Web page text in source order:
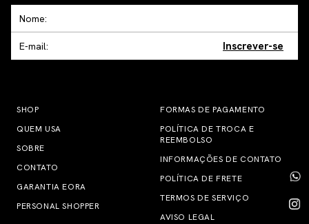
Inscrever-se
SHOP
QUEM USA
SOBRE
CONTATO
GARANTIA EORA
PERSONAL SHOPPER
FORMAS DE PAGAMENTO
POLÍTICA DE TROCA E
REEMBOLSO
INFORMAÇÕES DE CONTATO
POLÍTICA DE FRETE
TERMOS DE SERVIÇO
AVISO LEGAL